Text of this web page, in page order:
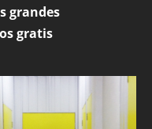
grandes
gratis